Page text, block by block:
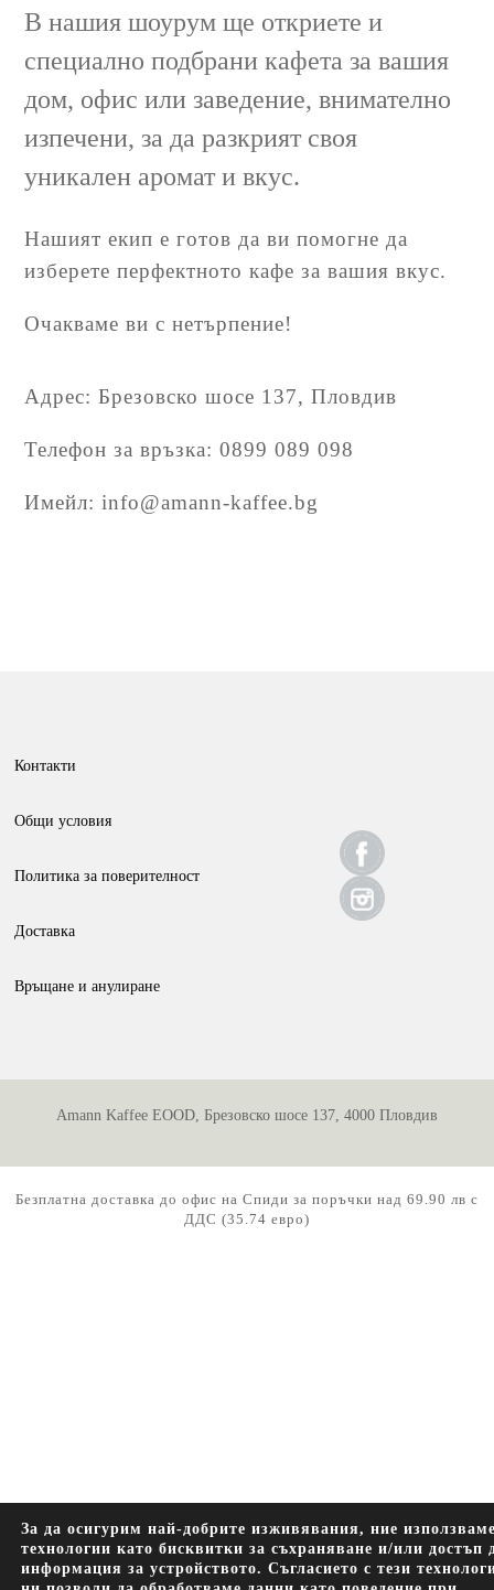
В нашия шоурум ще откриете и
специално подбрани кафета за вашия
дом, офис или заведение, внимателно
изпечени, за да разкрият своя
уникален аромат и вкус.
Нашият екип е готов да ви помогне да
изберете перфектното кафе за вашия вкус.
Очакваме ви с нетърпение!
Адрес: Брезовско шосе 137, Пловдив
Телефон за връзка: 0899 089 098
Имейл: info@amann-kaffee.bg
Контакти
Общи условия
Политика за поверителност
Доставка
Връщане и анулиране
Amann Kaffee EOOD, Брезовско шосе 137, 4000 Пловдив
Безплатна доставка до офис на Спиди за поръчки над 69.90 лв с
ДДС (35.74 евро)
За да осигурим най-добрите изживявания, ние
технологии като бисквитки за съхраняване и/или достъп
информация за устройството. Съгласието с тези